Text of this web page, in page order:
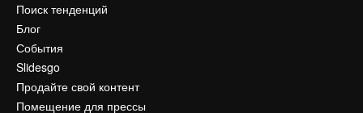
Поиск тенденций
Блог
События
Slidesgo
Продайте свой контент
Помещение для прессы